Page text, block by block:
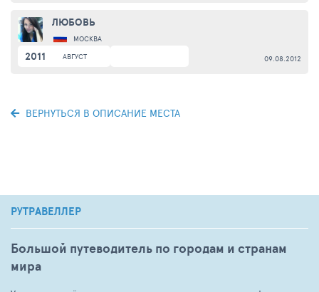
ЛЮБОВЬ
МОСКВА
2011 АВГУСТ 09.08.2012
ВЕРНУТЬСЯ В ОПИСАНИЕ МЕСТА
РУТРАВЕЛЛЕР
Большой путеводитель по городам и странам
мира